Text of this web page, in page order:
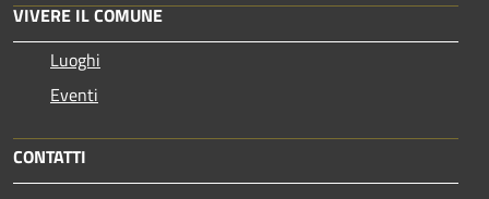
VIVERE IL COMUNE
Luoghi
Eventi
CONTATTI